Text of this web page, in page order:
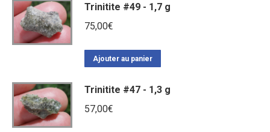
Trinitite #49 - 1,7 g
75,00€
Ajouter au panier
Trinitite #47 - 1,3 g
57,00€